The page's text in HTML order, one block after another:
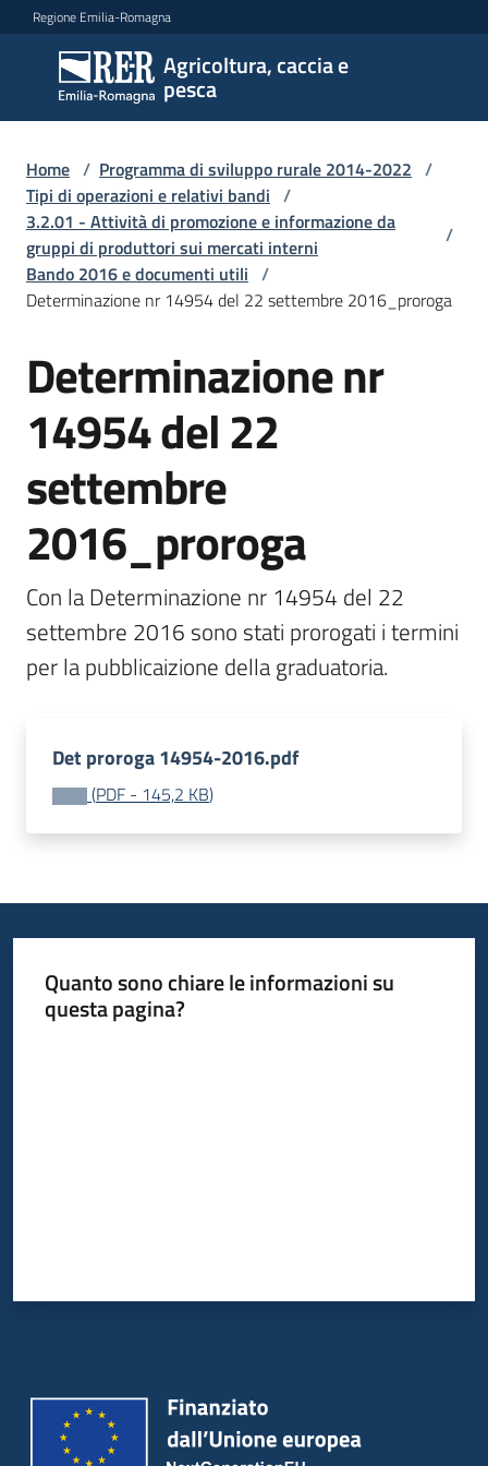
Vai al contenuto
Vai alla navigazione
Vai al footer
Regione Emilia-Romagna
Agricoltura, caccia e
pesca
Agricoltura,
caccia e
pesca
Argomenti
Novità
Servizi
Leggi
atti
bandi
Piani
programmi
progetti
Agricoltura
cifre
Seguici
su
Home / Programma di sviluppo rurale 2014-2022 /
Tipi di operazioni e relativi bandi /
3.2.01 - Attività di promozione e informazione da
gruppi di produttori sui mercati interni
/
Bando 2016 e documenti utili /
Determinazione nr 14954 del 22 settembre 2016_proroga
Determinazione nr
14954 del 22
settembre
2016_proroga
Con la Determinazione nr 14954 del 22
settembre 2016 sono stati prorogati i termini
per la pubblicaizione della graduatoria.
Det proroga 14954-2016.pdf
(PDF - 145,2 KB)
Quanto sono chiare le informazioni su
questa pagina?